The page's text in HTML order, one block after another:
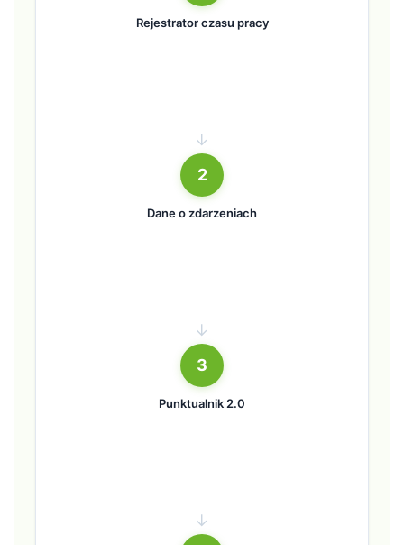
Rejestrator czasu pracy
→
2
Dane o zdarzeniach
→
3
Punktualnik 2.0
→